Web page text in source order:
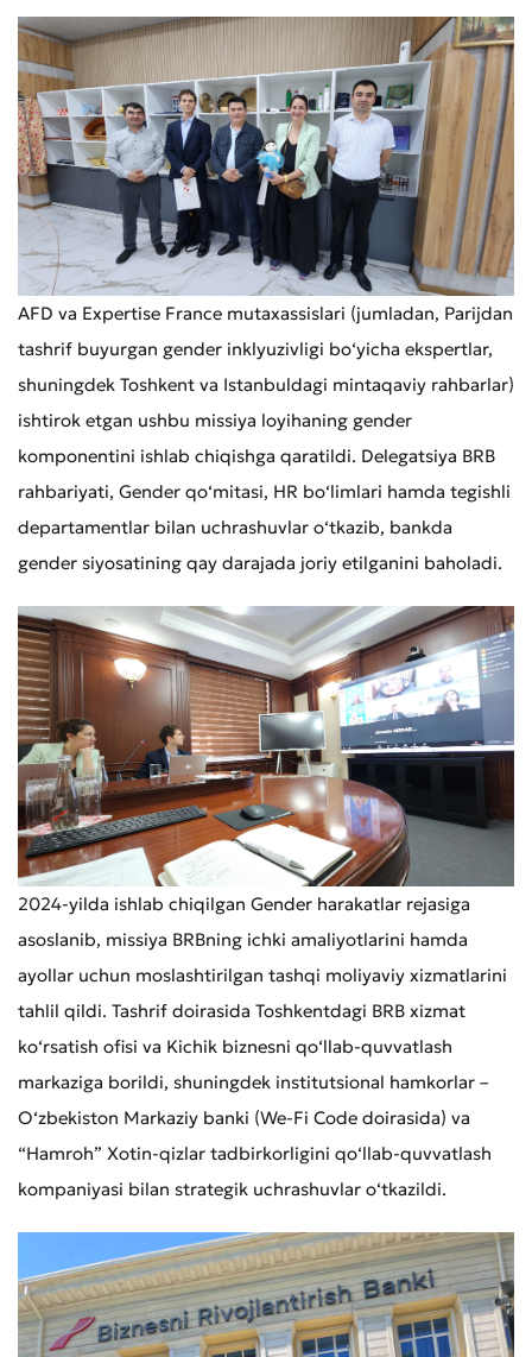
Xizmat sifatini baholang
Murojaat qoldirish
AFD va Expertise France mutaxassislari (jumladan, Parijdan
tashrif buyurgan gender inklyuzivligi bo‘yicha ekspertlar,
shuningdek Toshkent va Istanbuldagi mintaqaviy rahbarlar)
ishtirok etgan ushbu missiya loyihaning gender
komponentini ishlab chiqishga qaratildi. Delegatsiya BRB
rahbariyati, Gender qo‘mitasi, HR bo‘limlari hamda tegishli
departamentlar bilan uchrashuvlar o‘tkazib, bankda
gender siyosatining qay darajada joriy etilganini baholadi.
2024-yilda ishlab chiqilgan Gender harakatlar rejasiga
asoslanib, missiya BRBning ichki amaliyotlarini hamda
ayollar uchun moslashtirilgan tashqi moliyaviy xizmatlarini
tahlil qildi. Tashrif doirasida Toshkentdagi BRB xizmat
ko‘rsatish ofisi va Kichik biznesni qo‘llab-quvvatlash
markaziga borildi, shuningdek institutsional hamkorlar –
O‘zbekiston Markaziy banki (We-Fi Code doirasida) va
“Hamroh” Xotin-qizlar tadbirkorligini qo‘llab-quvvatlash
kompaniyasi bilan strategik uchrashuvlar o‘tkazildi.